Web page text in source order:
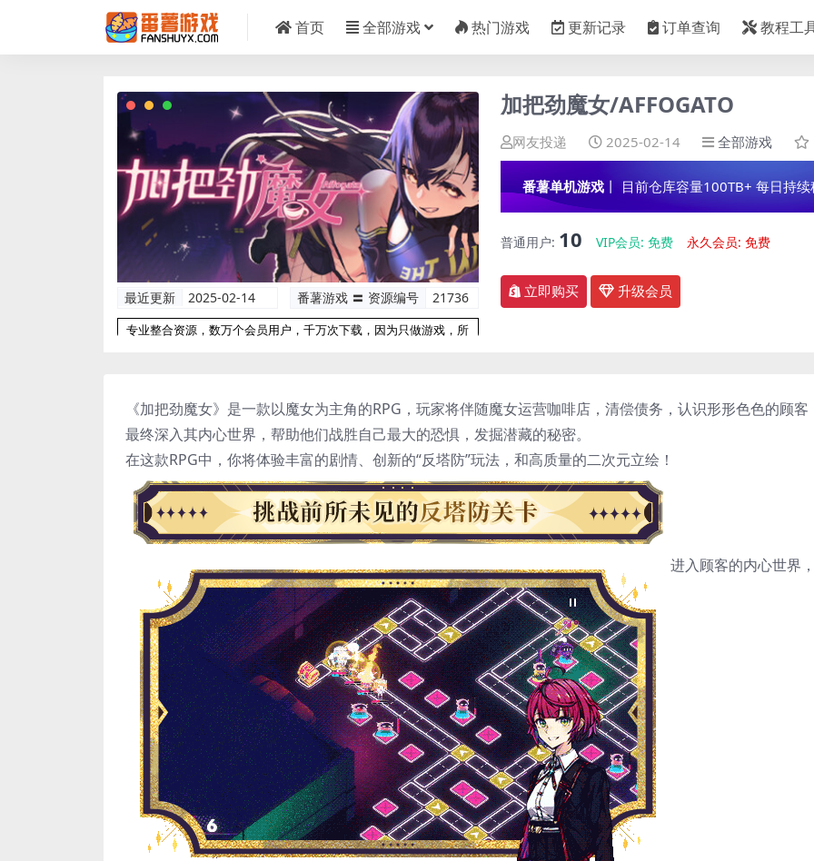
首页 全部游戏 热门游戏 更新记录 订单查询 教程工
最近更新 2025-02-14 番薯游戏 〓 资源编号 21736
专业整合资源，数万个会员用户，千万次下载，因为只做游戏，所
加把劲魔女/AFFOGATO
网友投递 2025-02-14 全部游戏
番薯单机游戏 丨 目前仓库容量100TB+ 每日持
普通用户: 10 VIP会员:免费 永久会员:免费
立即购买 升级会员
《加把劲魔女》是一款以魔女为主角的RPG，玩家将伴随魔女运营咖啡店，清偿债务，认识形形色色的顾客
最终深入其内心世界，帮助他们战胜自己最大的恐惧，发掘潜藏的秘密。
在这款RPG中，你将体验丰富的剧情、创新的“反塔防”玩法，和高质量的二次元立绘！
进入顾客的内心世界